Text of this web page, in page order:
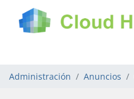
Administración Anuncios